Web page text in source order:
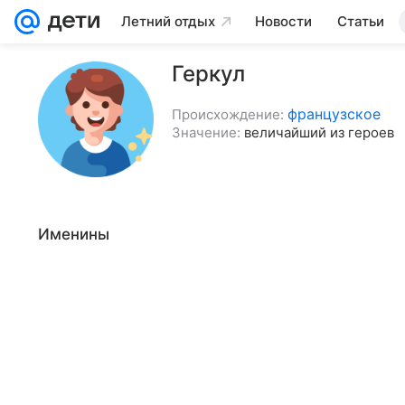
Летний отдых Новости Статьи
Геркул
Происхождение: французское
Значение: величайший из героев
Именины